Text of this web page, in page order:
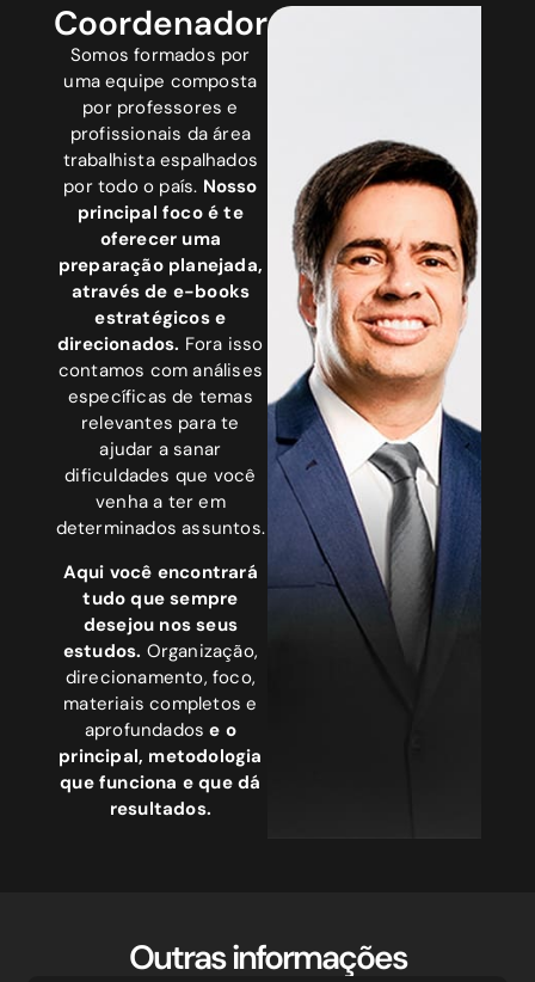
Coordenadores
Somos formados por
uma equipe composta
por professores e
profissionais da área
trabalhista espalhados
por todo o país. Nosso
principal foco é te
oferecer uma
preparação planejada,
através de e-books
estratégicos e
direcionados. Fora isso
contamos com análises
específicas de temas
relevantes para te
ajudar a sanar
dificuldades que você
venha a ter em
determinados assuntos.
Aqui você encontrará
tudo que sempre
desejou nos seus
estudos. Organização,
direcionamento, foco,
materiais completos e
aprofundadose o
principal, metodologia
que funciona e que dá
resultados.
Outras informações